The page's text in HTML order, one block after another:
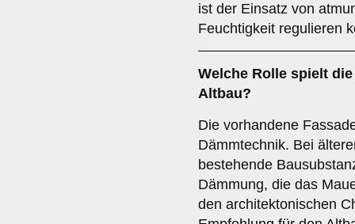
ist der Einsatz von
Feuchtigkeit regulieren
Welche Rolle spielt
Altbau?
Die vorhandene
Dämmtechnik. Bei
bestehende
Dämmung, die das
den architektonischen